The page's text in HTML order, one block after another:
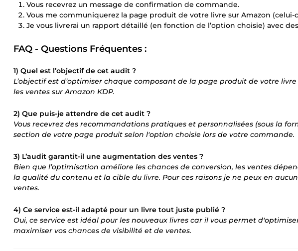
Vous recevrez un message de confirmation de commande.
Vous me communiquerez la page produit de votre livre sur Amazon (celui-
Je vous livrerai un rapport détaillé (en fonction de l’option choisie) avec
FAQ - Questions Fréquentes :
1) Quel est l’objectif de cet audit ?
L’objectif est d’optimiser chaque composant de la page produit de votre
les ventes sur Amazon KDP.
2) Que puis-je attendre de cet audit ?
Vous recevrez des recommandations pratiques et personnalisées (sous la
section de votre page produit selon l'option choisie lors de votre commande.
3) L’audit garantit-il une augmentation des ventes ?
Bien que l’optimisation améliore les chances de conversion, les ventes
la qualité du contenu et la cible du livre. Pour ces raisons je ne peux en
ventes.
4) Ce service est-il adapté pour un livre tout juste publié ?
Oui, ce service est idéal pour les nouveaux livres car il vous permet
maximiser vos chances de visibilité et de ventes.